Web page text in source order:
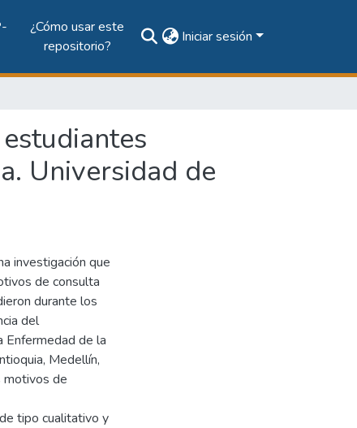
¿Cómo usar este
repositorio?
Iniciar sesión
Universidad de
investigación que
de consulta
durante los
del
Enfermedad de la
Medellín,
motivos de
tipo cualitativo y